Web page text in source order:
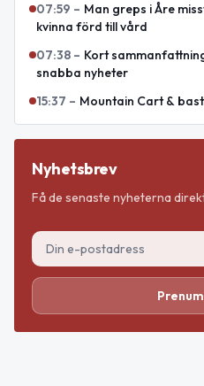
07:59 – Man greps i Åre
kvinna förd till vård
07:38 – Kort
snabba nyheter
15:37 – Mountain Cart &
Nyhetsbrev
Få de senaste nyheterna